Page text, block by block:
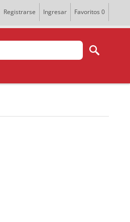
Registrarse Ingresar Favoritos 0